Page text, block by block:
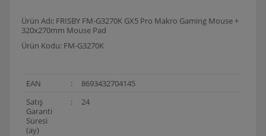
Ürün Adı: FRISBY FM-G3270K GX5 Pro Makro Gaming Mouse +
320x270mm Mouse Pad
Ürün Kodu: FM-G3270K
EAN :
8693432704145
Satış
Garanti
Süresi
(ay)
: 24